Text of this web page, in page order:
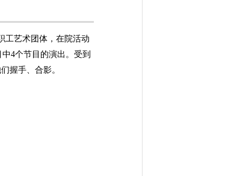
工艺术团体，在院活动
4个节目的演出。受到
握手、合影。